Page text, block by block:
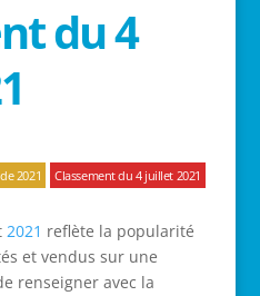
du 4
2021 Classement du 4 juillet 2021
2021 reflète la popularité
et vendus sur une
renseigner avec la